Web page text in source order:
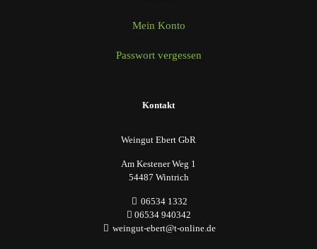
Mein Konto
Passwort vergessen
Kontakt
Weingut Ebert GbR
Am Kestener Weg 1
54487 Wintrich
06534 1332
06534 940342
weingut-ebert@t-online.de